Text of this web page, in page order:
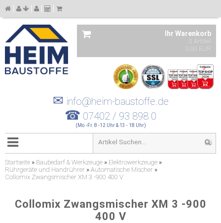
Ihr Warenkorb
0 Artikel
0,00 EUR
✉ info@heim-baustoffe.de
☎ 07402 / 93 898 0
(Mo.-Fr. 8 -12 Uhr & 13 - 18 Uhr)
Startseite » Baubedarf & Werkzeuge » Elektrowerkzeuge »
Rührgeräte und Handrührer » Automatische Mischer »
Collomix Zwangsmischer XM 3 -900 400 V
Collomix Zwangsmischer XM 3 -900
400 V